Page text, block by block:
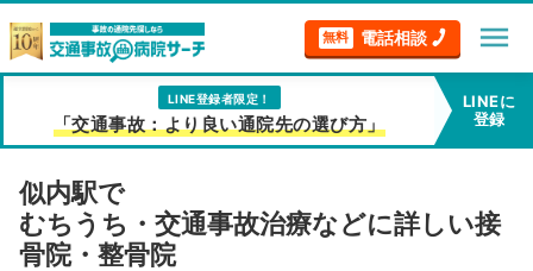
無料 電話相談 menu
LINE登録者限定！
「交通事故：より良い通院先の選び方」
LINEに
登録
似内駅で
むちうち・交通事故治療などに詳しい接
骨院・整骨院